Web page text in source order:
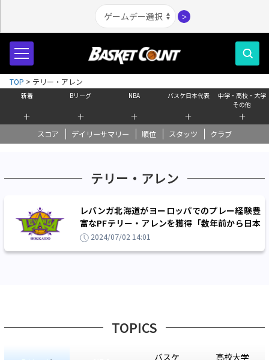
＞
新着
＋
Bリーグ
＋
NBA
＋
バスケ日本代表
＋
中学・高校・大学
その他
＋
スコア デイリーサマリー 順位 スタッツ クラブ
TOP > テリー・アレン
テリー・アレン
レバンガ北海道がヨーロッパでのプレー経験豊
富なPFテリー・アレンを獲得「数年前から日本
でプレーしたいと思っていました」
2024/07/02 14:01
TOPICS
バスケ
高校大学